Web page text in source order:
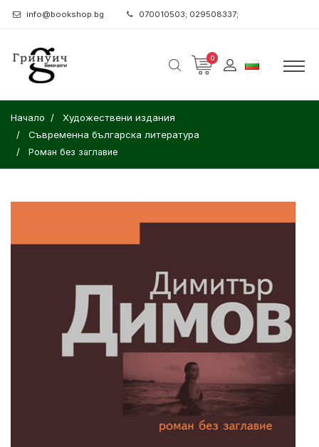
info@bookshop.bg 070010503; 029508337;
0
Начало
Художествени издания
Съвременна българска литература
Роман без заглавие